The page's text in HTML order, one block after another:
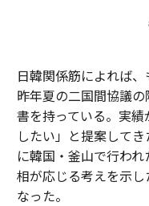
日韓関係筋によれば、
昨年夏の二国間協議
書を持っている。実
したい」と提案して
に韓国・釜山で行わ
相が応じる考えを示
なった。